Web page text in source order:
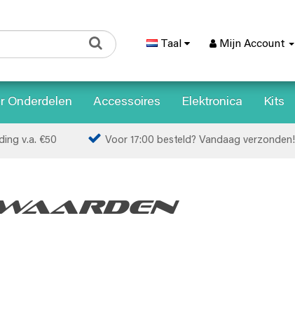
Taal Mijn Account
Onderdelen Accessoires Elektronica Kits
v.a. €50 Voor 17:00 besteld? Vandaag verzonden!